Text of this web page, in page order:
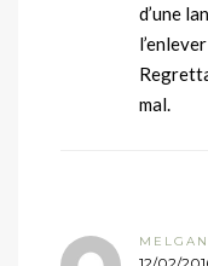
d’une
mal.